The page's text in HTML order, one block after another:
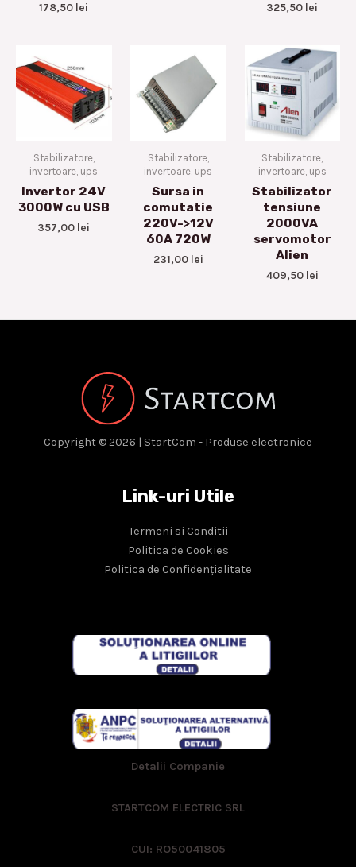
178,50 lei 325,50 lei
Stabilizatore,
invertoare, ups
Invertor 24V
3000W cu USB
357,00 lei
Stabilizatore,
invertoare, ups
Sursa in
comutatie
220V->12V
60A 720W
231,00 lei
Stabilizatore,
invertoare, ups
Stabilizator
tensiune
2000VA
servomotor
Alien
409,50 lei
Copyright © 2026 | StartCom - Produse electronice
Link-uri Utile
Termeni si Conditii
Politica de Cookies
Politica de Confidențialitate
Detalii Companie
STARTCOM ELECTRIC SRL
CUI: RO50041805